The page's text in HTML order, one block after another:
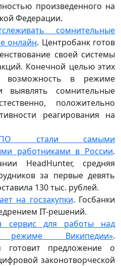
произведенного на
Федерации.
сомнительные
онлайн. Центробанк готов
своей системы
Конечной целью этих
возможность в режиме
выявлять сомнительные
положительно
реагирования на
ПО стали самыми
работниками в России.
HeadHunter, средняя
за первые девять
130 тыс. рублей.
на госзакупки. Госбанки
IT-решений.
сервис для работы над
Википедии».
готовит предложение о
законотворческой